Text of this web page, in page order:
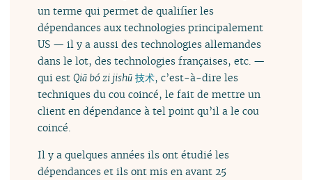
un terme qui permet de qualifier les
dépendances aux technologies principalement
US — il y a aussi des technologies allemandes
dans le lot, des technologies françaises, etc. —
qui estQiā bó zi jishū 技术, c’est-à-dire les
techniques du cou coincé, le fait de mettre un
client en dépendance à tel point qu’il a le cou
coincé.
Il y a quelques années ils ont étudié les
dépendances et ils ont mis en avant 25